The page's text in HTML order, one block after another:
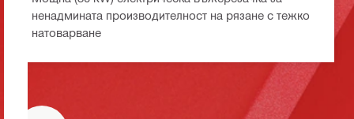
ненадмината производителност на рязане с тежко
натоварване